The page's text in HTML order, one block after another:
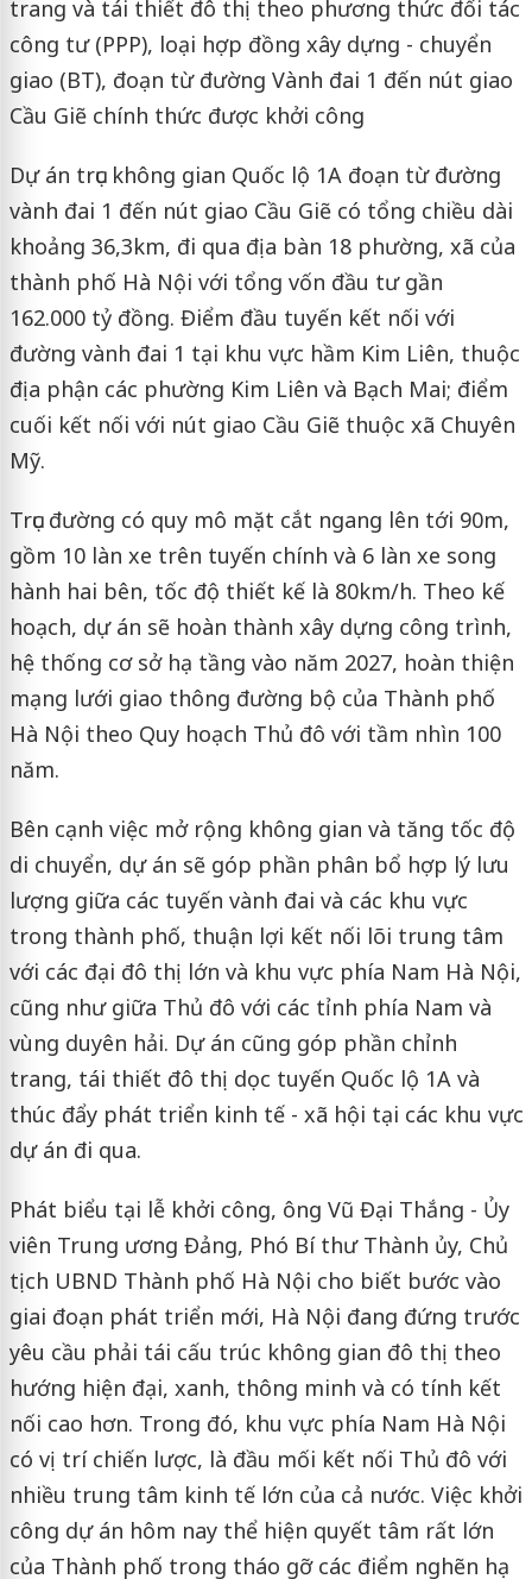
trang và tái thiết đô thị theo phương thức đối tác
công tư (PPP), loại hợp đồng xây dựng - chuyển
giao (BT), đoạn từ đường Vành đai 1 đến nút giao
Cầu Giẽ chính thức được khởi công
Dự án trục không gian Quốc lộ 1A đoạn từ đường
vành đai 1 đến nút giao Cầu Giẽ có tổng chiều dài
khoảng 36,3km, đi qua địa bàn 18 phường, xã của
thành phố Hà Nội với tổng vốn đầu tư gần
162.000 tỷ đồng. Điểm đầu tuyến kết nối với
đường vành đai 1 tại khu vực hầm Kim Liên, thuộc
địa phận các phường Kim Liên và Bạch Mai; điểm
cuối kết nối với nút giao Cầu Giẽ thuộc xã Chuyên
Mỹ.
Trục đường có quy mô mặt cắt ngang lên tới 90m,
gồm 10 làn xe trên tuyến chính và 6 làn xe song
hành hai bên, tốc độ thiết kế là 80km/h. Theo kế
hoạch, dự án sẽ hoàn thành xây dựng công trình,
hệ thống cơ sở hạ tầng vào năm 2027, hoàn thiện
mạng lưới giao thông đường bộ của Thành phố
Hà Nội theo Quy hoạch Thủ đô với tầm nhìn 100
năm.
Bên cạnh việc mở rộng không gian và tăng tốc độ
di chuyển, dự án sẽ góp phần phân bổ hợp lý lưu
lượng giữa các tuyến vành đai và các khu vực
trong thành phố, thuận lợi kết nối lõi trung tâm
với các đại đô thị lớn và khu vực phía Nam Hà Nội,
cũng như giữa Thủ đô với các tỉnh phía Nam và
vùng duyên hải. Dự án cũng góp phần chỉnh
trang, tái thiết đô thị dọc tuyến Quốc lộ 1A và
thúc đẩy phát triển kinh tế - xã hội tại các khu vực
dự án đi qua.
Phát biểu tại lễ khởi công, ông Vũ Đại Thắng - Ủy
viên Trung ương Đảng, Phó Bí thư Thành ủy, Chủ
tịch UBND Thành phố Hà Nội cho biết bước vào
giai đoạn phát triển mới, Hà Nội đang đứng trước
yêu cầu phải tái cấu trúc không gian đô thị theo
hướng hiện đại, xanh, thông minh và có tính kết
nối cao hơn. Trong đó, khu vực phía Nam Hà Nội
có vị trí chiến lược, là đầu mối kết nối Thủ đô với
nhiều trung tâm kinh tế lớn của cả nước. Việc khởi
công dự án hôm nay thể hiện quyết tâm rất lớn
của Thành phố trong tháo gỡ các điểm nghẽn hạ